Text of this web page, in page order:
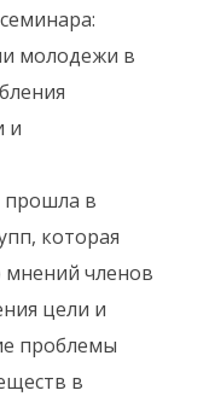
молодежи в
и
прошла в
которая
мнений членов
цели и
проблемы
в